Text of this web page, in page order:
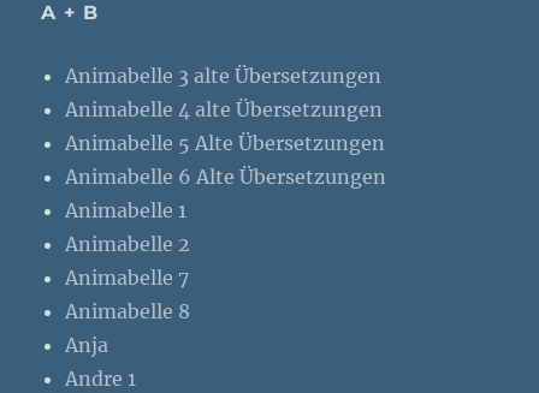
A + B
Animabelle 3 alte Übersetzungen
Animabelle 4 alte Übersetzungen
Animabelle 5 Alte Übersetzungen
Animabelle 6 Alte Übersetzungen
Animabelle 1
Animabelle 2
Animabelle 7
Animabelle 8
Anja
Andre 1